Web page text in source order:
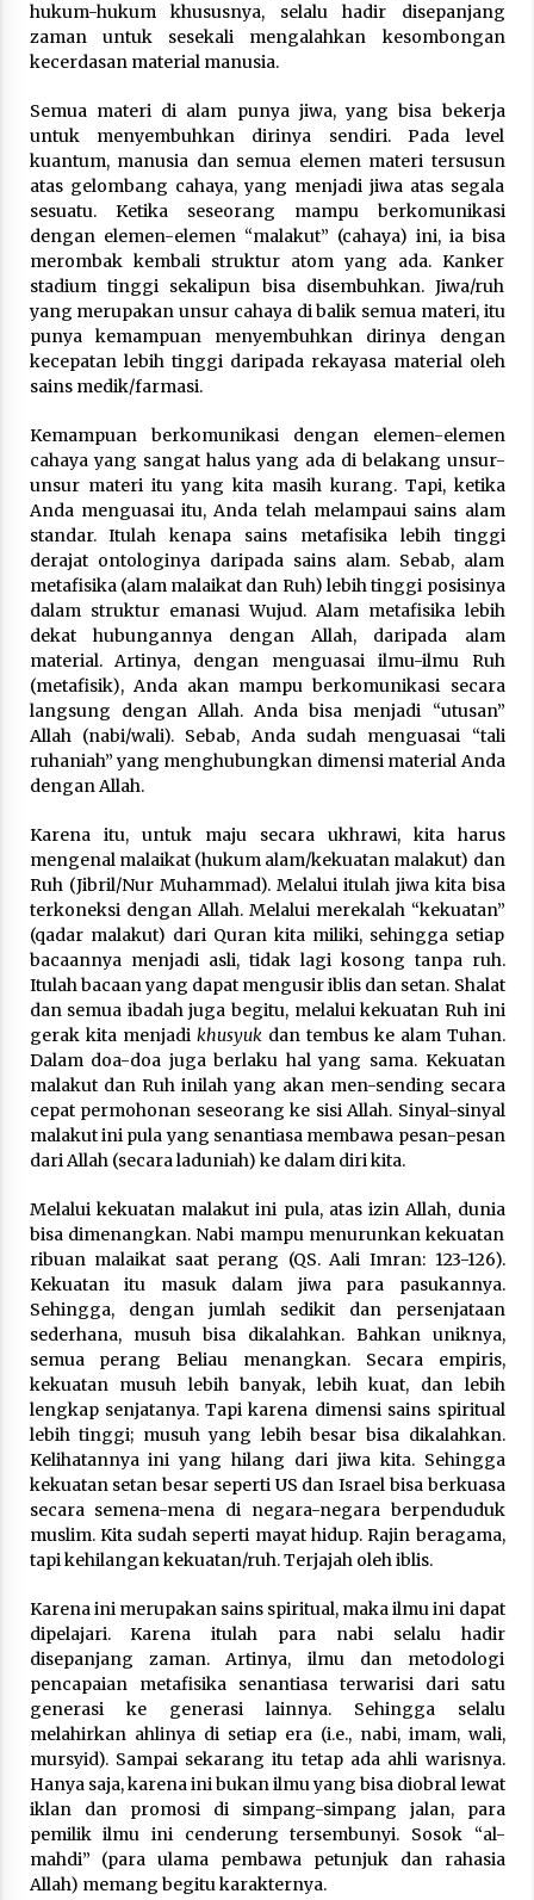
hukum-hukum khususnya, selalu hadir disepanjang
zaman untuk sesekali mengalahkan kesombongan
kecerdasan material manusia.
Semua materi di alam punya jiwa, yang bisa bekerja
untuk menyembuhkan dirinya sendiri. Pada level
kuantum, manusia dan semua elemen materi tersusun
atas gelombang cahaya, yang menjadi jiwa atas segala
sesuatu. Ketika seseorang mampu berkomunikasi
dengan elemen-elemen “malakut” (cahaya) ini, ia bisa
merombak kembali struktur atom yang ada. Kanker
stadium tinggi sekalipun bisa disembuhkan. Jiwa/ruh
yang merupakan unsur cahaya di balik semua materi, itu
punya kemampuan menyembuhkan dirinya dengan
kecepatan lebih tinggi daripada rekayasa material oleh
sains medik/farmasi.
Kemampuan berkomunikasi dengan elemen-elemen
cahaya yang sangat halus yang ada di belakang unsur-
unsur materi itu yang kita masih kurang. Tapi, ketika
Anda menguasai itu, Anda telah melampaui sains alam
standar. Itulah kenapa sains metafisika lebih tinggi
derajat ontologinya daripada sains alam. Sebab, alam
metafisika (alam malaikat dan Ruh) lebih tinggi posisinya
dalam struktur emanasi Wujud. Alam metafisika lebih
dekat hubungannya dengan Allah, daripada alam
material. Artinya, dengan menguasai ilmu-ilmu Ruh
(metafisik), Anda akan mampu berkomunikasi secara
langsung dengan Allah. Anda bisa menjadi “utusan”
Allah (nabi/wali). Sebab, Anda sudah menguasai “tali
ruhaniah” yang menghubungkan dimensi material Anda
dengan Allah.
Karena itu, untuk maju secara ukhrawi, kita harus
mengenal malaikat (hukum alam/kekuatan malakut) dan
Ruh (Jibril/Nur Muhammad). Melalui itulah jiwa kita bisa
terkoneksi dengan Allah. Melalui merekalah “kekuatan”
(qadar malakut) dari Quran kita miliki, sehingga setiap
bacaannya menjadi asli, tidak lagi kosong tanpa ruh.
Itulah bacaan yang dapat mengusir iblis dan setan. Shalat
dan semua ibadah juga begitu, melalui kekuatan Ruh ini
gerak kita menjadi khusyukdan tembus ke alam Tuhan.
Dalam doa-doa juga berlaku hal yang sama. Kekuatan
malakut dan Ruh inilah yang akan men-sending secara
cepat permohonan seseorang ke sisi Allah. Sinyal-sinyal
malakut ini pula yang senantiasa membawa pesan-pesan
dari Allah (secara laduniah) ke dalam diri kita.
Melalui kekuatan malakut ini pula, atas izin Allah, dunia
bisa dimenangkan. Nabi mampu menurunkan kekuatan
ribuan malaikat saat perang (QS. Aali Imran: 123-126).
Kekuatan itu masuk dalam jiwa para pasukannya.
Sehingga, dengan jumlah sedikit dan persenjataan
sederhana, musuh bisa dikalahkan. Bahkan uniknya,
semua perang Beliau menangkan. Secara empiris,
kekuatan musuh lebih banyak, lebih kuat, dan lebih
lengkap senjatanya. Tapi karena dimensi sains spiritual
lebih tinggi; musuh yang lebih besar bisa dikalahkan.
Kelihatannya ini yang hilang dari jiwa kita. Sehingga
kekuatan setan besar seperti US dan Israel bisa berkuasa
secara semena-mena di negara-negara berpenduduk
muslim. Kita sudah seperti mayat hidup. Rajin beragama,
tapi kehilangan kekuatan/ruh. Terjajah oleh iblis.
Karena ini merupakan sains spiritual, maka ilmu ini dapat
dipelajari. Karena itulah para nabi selalu hadir
disepanjang zaman. Artinya, ilmu dan metodologi
pencapaian metafisika senantiasa terwarisi dari satu
generasi ke generasi lainnya. Sehingga selalu
melahirkan ahlinya di setiap era (i.e., nabi, imam, wali,
mursyid). Sampai sekarang itu tetap ada ahli warisnya.
Hanya saja, karena ini bukan ilmu yang bisa diobral lewat
iklan dan promosi di simpang-simpang jalan, para
pemilik ilmu ini cenderung tersembunyi. Sosok “al-
mahdi” (para ulama pembawa petunjuk dan rahasia
Allah) memang begitu karakternya.